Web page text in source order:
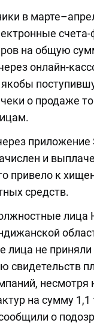
в
на общую
онлайн-
о продаже
приложение
и
привело к
средств.
лица
лица не
свидетельств
несмотря
на сумму 1,1
о